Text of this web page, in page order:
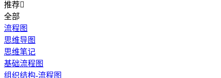
推荐
全部
流程图
思维导图
思维笔记
基础流程图
组织结构-流程图